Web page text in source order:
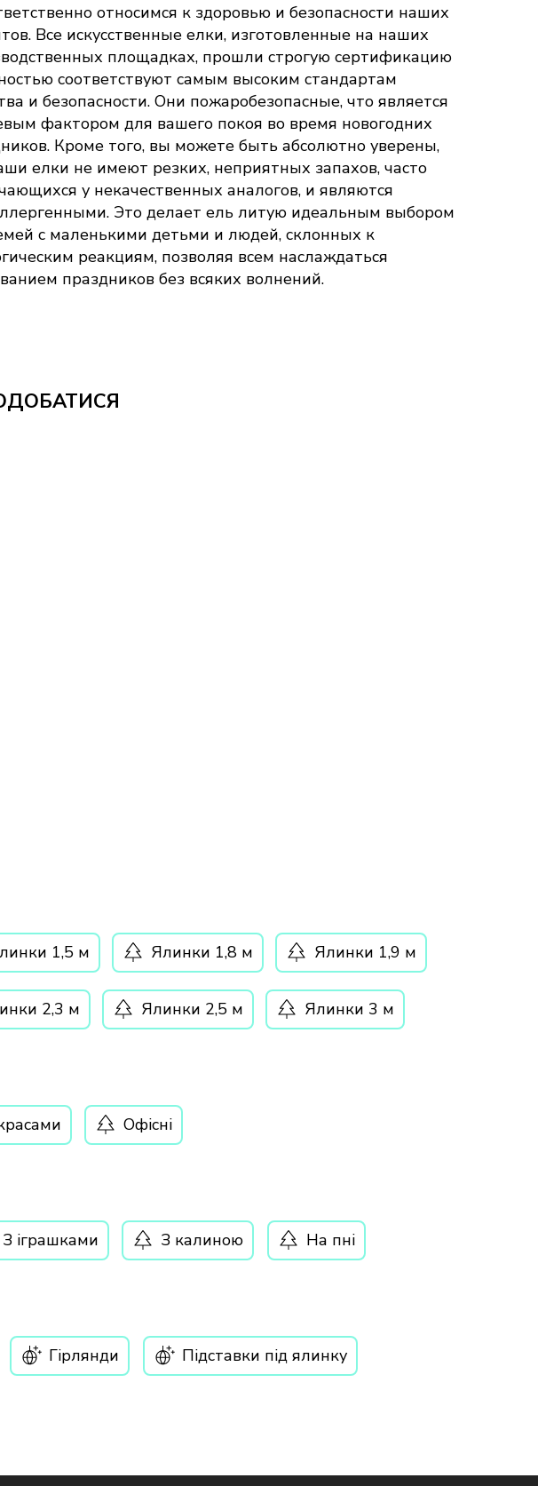
относимся к здоровью и безопасности наших
Все искусственные елки, изготовленные на наших
площадках, прошли строгую сертификацию
соответствуют самым высоким стандартам
и безопасности. Они пожаробезопасные, что является
фактором для вашего покоя во время новогодних
Кроме того, вы можете быть абсолютно уверены,
елки не имеют резких, неприятных запахов, часто
у некачественных аналогов, и являются
Это делает ель литую идеальным выбором
с маленькими детьми и людей, склонных к
реакциям, позволяя всем наслаждаться
праздников без всяких волнений.
Ялинки 3 м
Ялинки 2,5 м
2,3 м
Ялинки 1,9 м
Офісні
З іграшками
Гірлянди
З калиною
Підставки під ялинку
На пні
Ялинки 1,8 м
1,5 м